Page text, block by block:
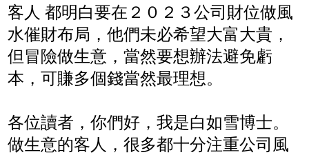
客人 都明白要在２０２３公司財位做風
水催財布局，他們未必希望大富大貴，
但冒險做生意，當然要想辦法避免虧
本，可賺多個錢當然最理想。
各位讀者，你們好，我是白如雪博士。
做生意的客人，很多都十分注重公司風